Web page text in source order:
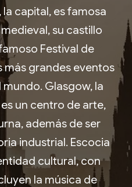
capital, es famosa
su castillo
Festival de
más grandes eventos
Glasgow, la
un centro de arte,
además de ser
industrial. Escocia
cultural, con
la música de